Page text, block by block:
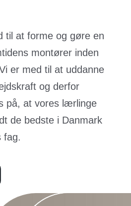
til at forme og gøre en
montører inden
er med til at uddanne
og derfor
på, at vores lærlinge
de bedste i Danmark
fag.